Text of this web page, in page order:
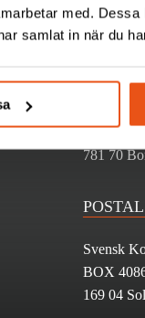
med.
samlat in när du
VISIT
Gustav
BOX
781 70
Svensk
BOX
169 04